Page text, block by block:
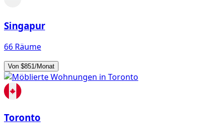
Singapur
66 Räume
Von $851/Monat
Toronto